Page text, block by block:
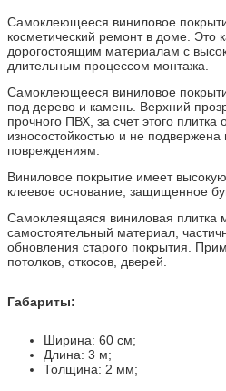
Самоклеющееся виниловое
косметический ремонт в доме. Это
дорогостоящим материалам с
длительным процессом монтажа.
Самоклеющееся виниловое
под дерево и камень. Верхний
прочного ПВХ, за счет этого
износостойкостью и не
повреждениям.
Виниловое покрытие имеет
клеевое основание, защищенное
Самоклеящаяся виниловая плитка
самостоятельный материал,
обновления старого покрытия.
потолков, откосов, дверей.
Габариты:
Ширина: 60 см;
Длина: 3 м;
Толщина: 2 мм;